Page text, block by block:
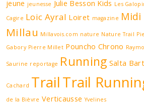
jeune jeunesse Julie Besson Kids Les
Cagire Loic Ayral Loiret magazine Midi
Millau Millavois.com nature Nature Trail
Gabory Pierre Millet Pouncho Chrono
Saurine reportage Running Salta
Cachard TrailTrail
de la Bièvre Verticausse Yvelines